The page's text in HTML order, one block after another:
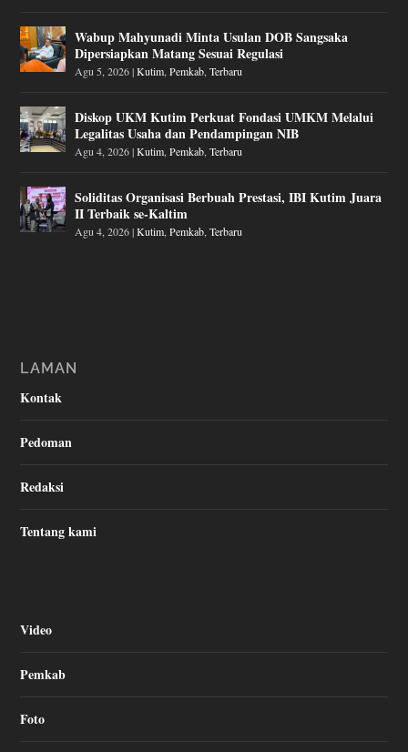
Wabup Mahyunadi Minta Usulan DOB Sangsaka
Dipersiapkan Matang Sesuai Regulasi
Agu 5, 2026|Kutim ,Pemkab ,Terbaru
Diskop UKM Kutim Perkuat Fondasi UMKM Melalui
Legalitas Usaha dan Pendampingan NIB
Agu 4, 2026|Kutim ,Pemkab ,Terbaru
Soliditas Organisasi Berbuah Prestasi, IBI Kutim Juara
II Terbaik se-Kaltim
Agu 4, 2026|Kutim ,Pemkab ,Terbaru
LAMAN
Kontak
Pedoman
Redaksi
Tentang kami
Video
Pemkab
Foto